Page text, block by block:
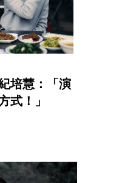
培慧：「演
式！」